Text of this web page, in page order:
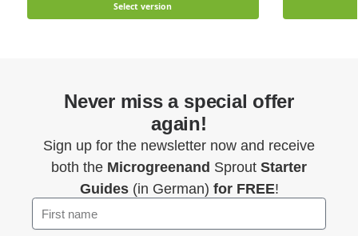
Select version
Never miss a special offer
again!
Sign up for the newsletter now and receive
both the Microgreenand Sprout Starter
Guides(in German) for FREE!